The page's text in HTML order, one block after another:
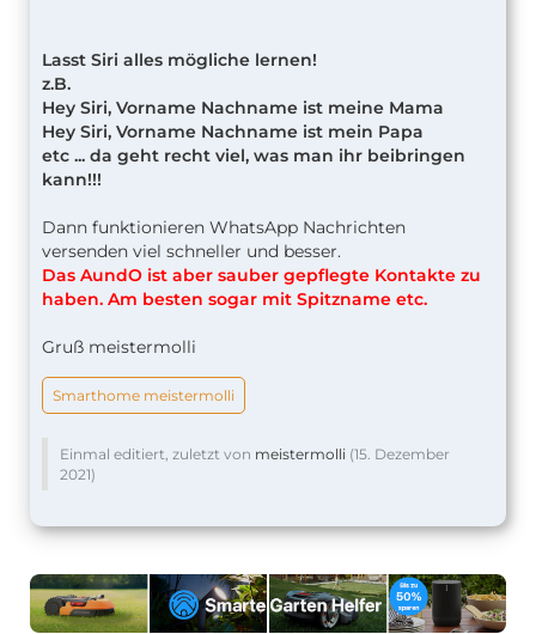
Lasst Siri alles mögliche lernen!
z.B.
Hey Siri, Vorname Nachname ist meine Mama
Hey Siri, Vorname Nachname ist mein Papa
etc ... da geht recht viel, was man ihr beibringen
kann!!!
Dann funktionieren WhatsApp Nachrichten
versenden viel schneller und besser.
Das AundO ist aber sauber gepflegte Kontakte zu
haben. Am besten sogar mit Spitzname etc.
Gruß meistermolli
Smarthome meistermolli
Einmal editiert, zuletzt von meistermolli (15. Dezember
2021)